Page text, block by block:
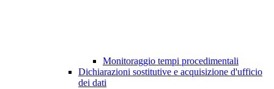
Monitoraggio tempi procedimentali
Dichiarazioni sostitutive e acquisizione d'ufficio
dei dati